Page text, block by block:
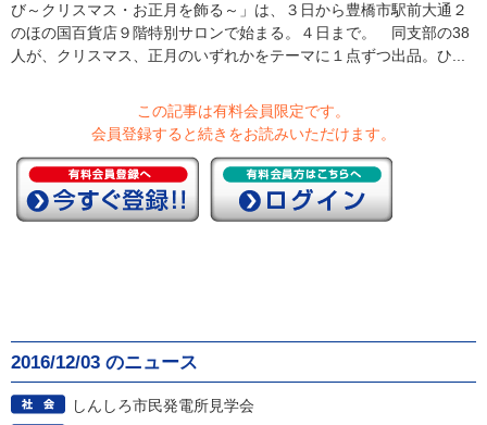
び～クリスマス・お正月を飾る～」は、３日から豊橋市駅前大通２
のほの国百貨店９階特別サロンで始まる。４日まで。 同支部の38
人が、クリスマス、正月のいずれかをテーマに１点ずつ出品。ひ...
この記事は有料会員限定です。
会員登録すると続きをお読みいただけます。
2016/12/03 のニュース
しんしろ市民発電所見学会